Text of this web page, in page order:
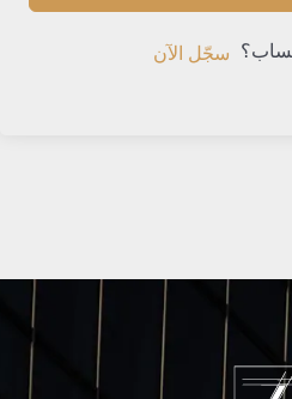
سجّل الآن